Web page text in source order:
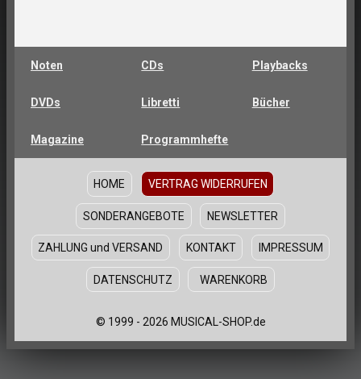
Noten CDs Playbacks
DVDs Libretti Bücher
Magazine Programmhefte
HOME VERTRAG WIDERRUFEN
SONDERANGEBOTE NEWSLETTER
ZAHLUNG und VERSAND KONTAKT IMPRESSUM
DATENSCHUTZ WARENKORB
© 1999 - 2026 MUSICAL-SHOP.de